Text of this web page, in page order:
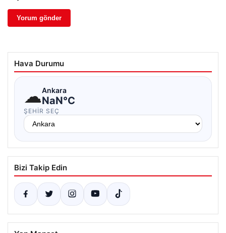
Hava Durumu
☁Ankara
NaN°C
ŞEHIR SEÇ
Bizi Takip Edin